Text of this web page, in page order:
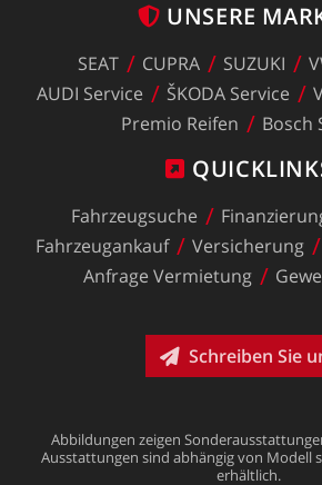
UNSERE
SEAT CUPRA SUZUKI
AUDI Service ŠKODA Service
Premio Reifen Bosch
Fahrzeugsuche
Fahrzeugankauf
Versicherung
Anfrage Vermietung
Schreiben Sie
Abbildungen zeigen
Ausstattungen sind abhängigvon Modell
erhältlich.